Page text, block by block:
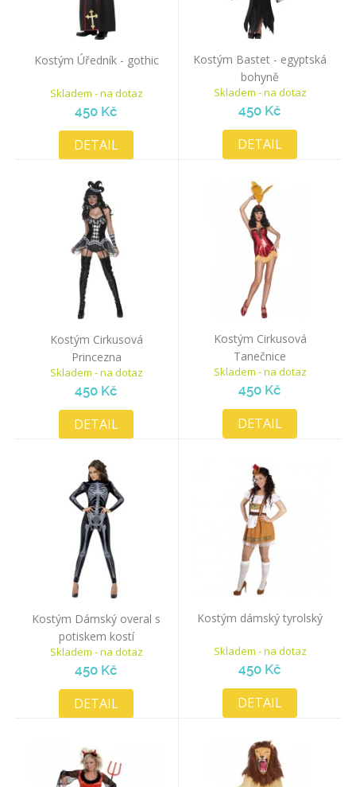
Kostým Úředník - gothic
Skladem - na dotaz
450 Kč
DETAIL
Kostým Bastet - egyptská
bohyně
Skladem - na dotaz
450 Kč
DETAIL
Kostým Cirkusová
Princezna
Skladem - na dotaz
450 Kč
DETAIL
Kostým Cirkusová
Tanečnice
Skladem - na dotaz
450 Kč
DETAIL
Kostým Dámský overal s
potiskem kostí
Skladem - na dotaz
450 Kč
DETAIL
Kostým dámský tyrolský
Skladem - na dotaz
450 Kč
DETAIL